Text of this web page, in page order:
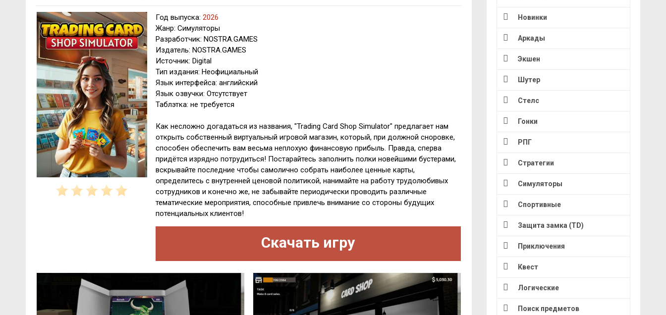
Год выпуска: 2026
Жанр: Симуляторы
Разработчик: NOSTRA.GAMES
Издатель: NOSTRA.GAMES
Источник: Digital
Тип издания: Неофициальный
Язык интерфейса: английский
Язык озвучки: Отсутствует
Таблэтка: не требуется
Как несложно догадаться из названия, "Trading Card Shop Simulator" предлагает нам
открыть собственный виртуальный игровой магазин, который, при должной сноровке,
способен обеспечить вам весьма неплохую финансовую прибыль. Правда, сперва
придётся изрядно потрудиться! Постарайтесь заполнить полки новейшими бустерами,
вскрывайте последние чтобы самолично собрать наиболее ценные карты,
определитесь с внутренней ценовой политикой, нанимайте на работу трудолюбивых
сотрудников и конечно же, не забывайте периодически проводить различные
тематические мероприятия, способные привлечь внимание со стороны будущих
потенциальных клиентов!
Скачать игру
Новинки
Аркады
Экшен
Шутер
Стелс
Гонки
РПГ
Стратегии
Симуляторы
Спортивные
Защита замка (TD)
Приключения
Квест
Логические
Поиск предметов